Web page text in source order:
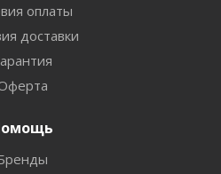
оплаты
доставки